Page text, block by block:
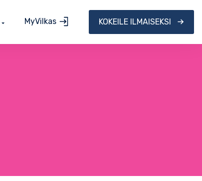
MyVilkas KOKEILE ILMAISEKSI